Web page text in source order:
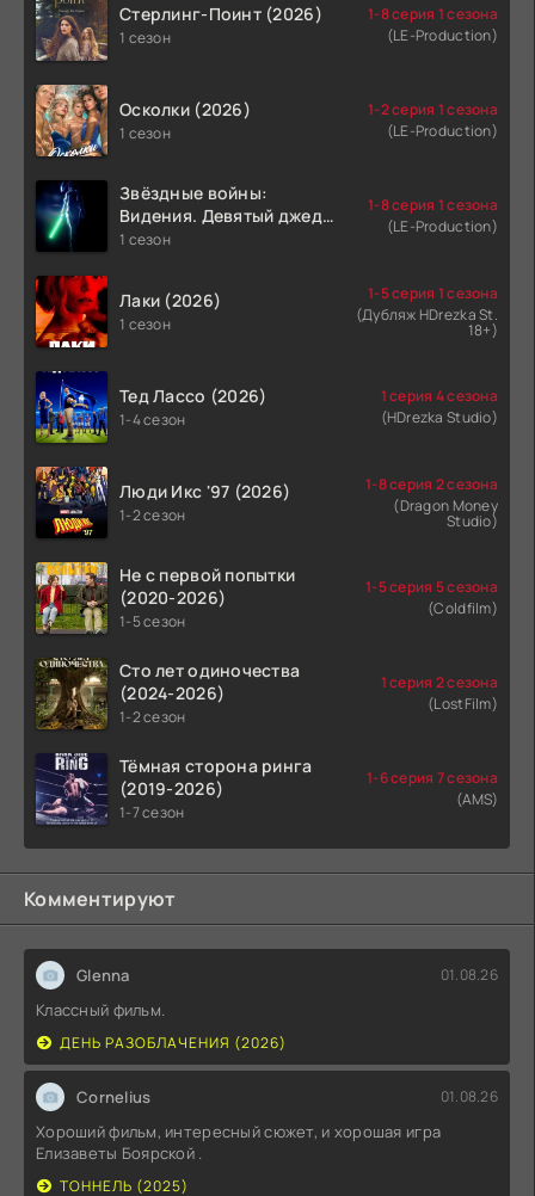
Стерлинг-Поинт (2026)
1 сезон
1-8 серия 1 сезона
(LE-Production)
Осколки (2026)
1 сезон
1-2 серия 1 сезона
(LE-Production)
Звёздные войны:
Видения. Девятый джедай
(2026)
1 сезон
1-8 серия 1 сезона
(LE-Production)
Лаки (2026)
1 сезон
1-5 серия 1 сезона
(Дубляж HDrezka St.
18+)
Тед Лассо (2026)
1-4 сезон
1 серия 4 сезона
(HDrezka Studio)
Люди Икс '97 (2026)
1-2 сезон
1-8 серия 2 сезона
(Dragon Money
Studio)
Не с первой попытки
(2020-2026)
1-5 сезон
1-5 серия 5 сезона
(Coldfilm)
Сто лет одиночества
(2024-2026)
1-2 сезон
1 серия 2 сезона
(LostFilm)
Тёмная сторона ринга
(2019-2026)
1-7 сезон
1-6 серия 7 сезона
(AMS)
Комментируют
Glenna 01.08.26
Классный фильм.
ДЕНЬ РАЗОБЛАЧЕНИЯ (2026)
Cornelius 01.08.26
Хороший фильм, интересный сюжет, и хорошая игра
Елизаветы Боярской .
ТОННЕЛЬ (2025)